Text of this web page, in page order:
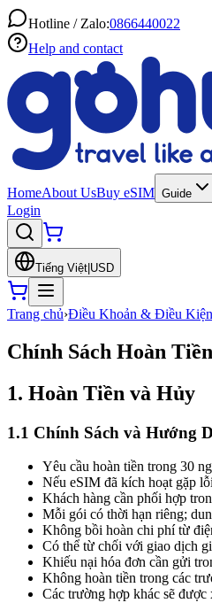
Hotline / Zalo:0866440022
Help and contact
HomeAbout UsBuy eSIM Guide
Login
Tiếng Việt USD
Trang chủ›Điều Khoản & Điều Kiện
Chính Sách Hoàn
1. Hoàn Tiền và Hủy
1.1 Chính Sách và Hướng
Yêu cầu hoàn tiền trong 30
Nếu eSIM đã kích hoạt gặp
Khách hàng cần phối hợp
Mỗi gói có thời hạn riêng;
Không bồi hoàn chi phí từ
Có thể từ chối với giao dịch
Khiếu nại hóa đơn cần gửi
Không hoàn tiền trong các
Các trường hợp khác sẽ